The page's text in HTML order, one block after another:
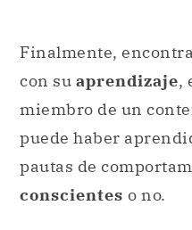
Finalmente,
con su aprendizaje,
miembro de un
puede haber
pautas de
conscientes o no.